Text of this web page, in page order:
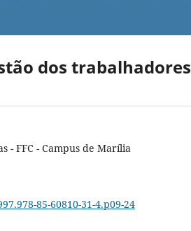
dos trabalhadores
- FFC - Campus de Marília
85-60810-31-4.p09-24